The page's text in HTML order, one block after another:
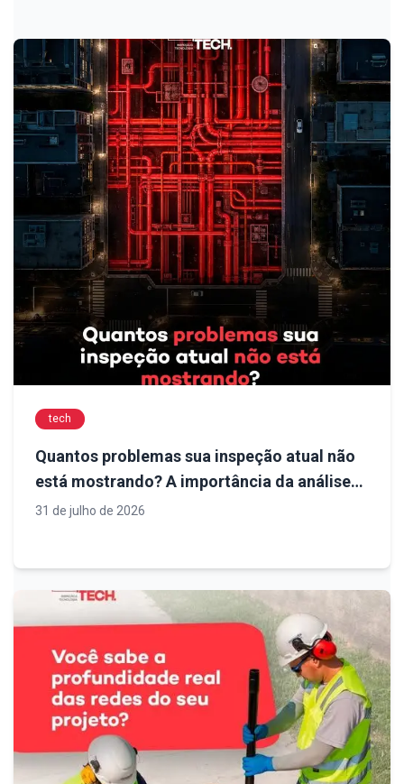
tech
Quantos problemas sua inspeção atual não
está mostrando? A importância da análise
técnica para decisões mais seguras em
31 de julho de 2026